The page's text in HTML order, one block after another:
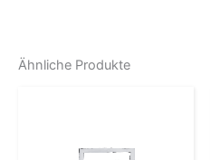
Ähnliche Produkte